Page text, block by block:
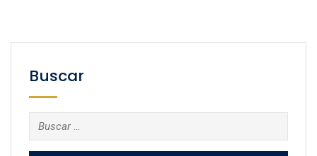
Buscar
Buscar: